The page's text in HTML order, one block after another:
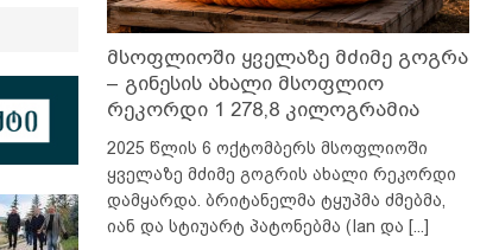
მსოფლიოში ყველაზე მძიმე გოგრა
– გინესის ახალი მსოფლიო
რეკორდი 1 278,8 კილოგრამია
2025 წლის 6 ოქტომბერს მსოფლიოში
ყველაზე მძიმე გოგრის ახალი რეკორდი
დამყარდა. ბრიტანელმა ტყუპმა ძმებმა,
იან და სტიუარტ პატონებმა (Ian და [...]